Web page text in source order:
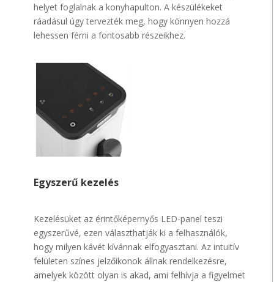
helyet foglalnak a konyhapulton. A készülékeket
ráadásul úgy tervezték meg, hogy könnyen hozzá
lehessen férni a fontosabb részeikhez.
Egyszerű kezelés
Kezelésüket az érintőképernyős LED-panel teszi
egyszerűvé, ezen választhatják ki a felhasználók,
hogy milyen kávét kívánnak elfogyasztani. Az intuitív
felületen színes jelzőikonok állnak rendelkezésre,
amelyek között olyan is akad, ami felhívja a figyelmet